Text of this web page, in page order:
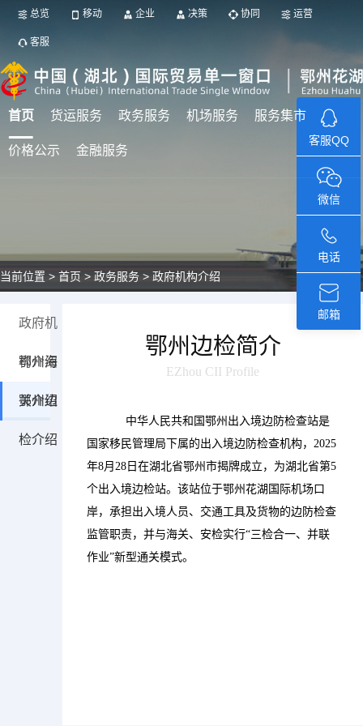
客服QQ
微信
电话
邮箱
总览 移动 企业 决策 协同 运营
客服
首页 货运服务 政务服务 机场服务 服务集市
价格公示 金融服务
当前位置 > 首页 > 政务服务 > 政府机构介绍
政府机
构介绍
鄂州海
关介绍
鄂州边
检介绍
鄂州边检简介
EZhou CII Profile
国家移民管理局下属的出入境边防检查机构，2025
年8月28日在湖北省鄂州市揭牌成立，为湖北省第5
个出入境边检站。该站位于鄂州花湖国际机场口
岸，承担出入境人员、交通工具及货物的边防检查
监管职责，并与海关、安检实行“三检合一、并联
作业”新型通关模式。